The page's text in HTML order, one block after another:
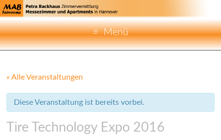
Menü
« Alle Veranstaltungen
Diese Veranstaltung ist bereits vorbei.
Tire Technology Expo 2016